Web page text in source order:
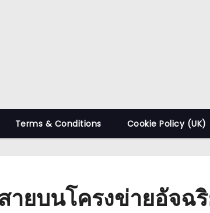
Terms & Conditions Cookie Policy (UK)
ยบนโครงข่ายอัจฉ